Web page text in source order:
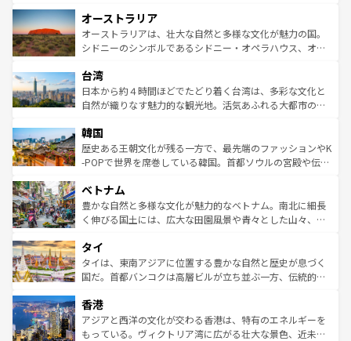
部のニューオーリンズでは、音楽と美食が融合した独特の
文化が魅力。旅行者はアメリカの各地域で異なる魅力を楽
しみながら、その多様性と豊かな歴史を感じることができ
ならではの贅沢な旅のスタイルだ。 なお、新着のアメリカ
情報はコンテンツ一覧を参照してほしい。
ワイ島は見逃せない。また、定番の観光地といえばオアフ
島だが、静かな自然を求めるならマウイ島やカウアイ島が
おすすめ。エメラルドグリーンに輝く海をはじめ、豊かな
れるおもてなしの心で訪れる人々を迎えてくれるハワイの
人々、おいしいローカルフードやハワイアンミュージッ
ク、伝統的なフラダンスなど、すべてがハワイの魅力を彩
ワイを、存分に味わってほしい。 なお、新着のハワイ情報
はコンテンツ一覧を参照してほしい。
オーストラリア
オーストラリアは、壮大な自然と多様な文化が魅力の国。
シドニーのシンボルであるシドニー・オペラハウス、オー
リアリーフや大陸中央部にそびえるウルル（エアーズロッ
ク）、タスマニアの美しい原生林やケアンズの熱帯雨林な
ど、見どころがたくさん。また、カフェやワイン、オージ
いる。アクティビティも充実しており、サーフィンやダイ
ビング、ハイキングなど、アウトドア好きにはたまらな
い。オーストラリアの多彩な魅力を存分に味わいつくそ
参照してほしい。
台湾
日本から約４時間ほどでたどり着く台湾は、多彩な文化と
自然が織りなす魅力的な観光地。活気あふれる大都市の台
ン）、静ひつな山岳地帯である台湾東部など、都市の喧騒
と山間の静けさが共存しており、訪れる人に新しい発見と
驚きをもたらしてくれる。また、奥深い台湾の食文化も魅
容にもいいと評判のスイーツなど、バラエティ豊かな料理
が味わえる。 なお、新着の台湾情報は コンテンツ一覧を参
照してほしい。
韓国
歴史ある王朝文化が残る一方で、最先端のファッションやK
-POPで世界を席巻している韓国。首都ソウルの宮殿や伝統
き、地方に足を延ばせば四季折々の自然美を楽しむことが
できる。そして、キムチや焼肉、絶品のストリートフード
まで、さまざまな韓国料理が待っている。夜には、韓国な
リティに包まれながら、韓国の多彩な魅力を心ゆくまで味
わってみてほしい。 なお、新着の韓国情報はコンテンツ一
覧を参照してほしい。
ベトナム
豊かな自然と多様な文化が魅力的なベトナム。南北に細長
く伸びる国土には、広大な田園風景や青々とした山々、世
急速な発展と共に伝統が息づく。ハノイの古い町並みやホ
ーチミン市のフランス統治時代の建物も、独特の雰囲気を
醸し出している。また、バラエティの豊かさとおいしさで
とつ。フォーやバインミー、ベトナムコーヒーなどは、ぜ
ひ現地で味わいたい。どの地域を訪れてもあたたかい人々
が旅行者を迎えてくれるので、きっと忘れられない旅にな
タイ
タイは、東南アジアに位置する豊かな自然と歴史が息づく
国だ。首都バンコクは高層ビルが立ち並ぶ一方、伝統的な
の活気が交差している。北部ではチェンマイなどの山岳地
帯で自然と触れ合い、南部ではプーケットやクラビの美し
いビーチでリゾート気分を楽しむことができる。タイ料理
香港
アジアと西洋の文化が交わる香港は、特有のエネルギーを
もっている。ヴィクトリア湾に広がる壮大な景色、近未来